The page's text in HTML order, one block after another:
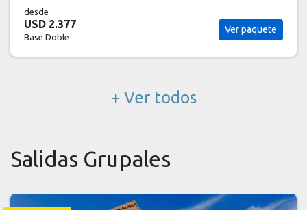
desde
USD 2.583
Base Doble
Ver paquete
+ Ver todos
Salidas Grupales